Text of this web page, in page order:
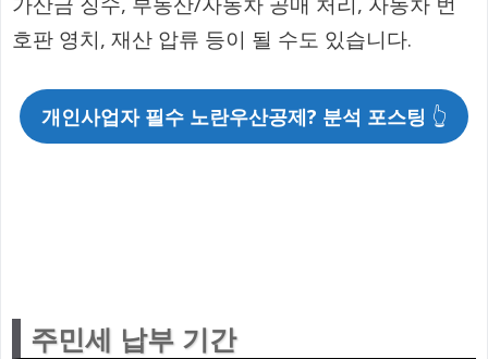
호판 영치, 재산 압류 등이 될 수도 있습니다.
개인사업자 필수 노란우산공제? 분석 포스팅 👆
주민세 납부 기간